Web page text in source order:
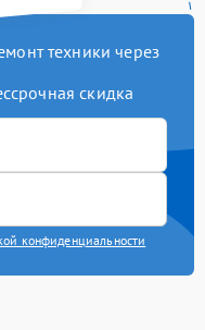
техники через
скидка
конфиденциальности